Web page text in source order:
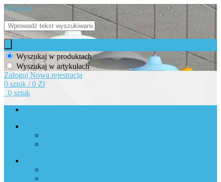
Hľadanie
Wyszukaj w produktach
Wyszukaj w artykułach
Zaloguj Nowa rejestracja
0 sztuk / 0 Zł
0 sztuk